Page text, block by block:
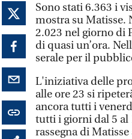
Sono stati 6.363 i
mostra su Matisse.
2.023 nel giorno di
di quasi un’ora.
serale per il
L'iniziativa delle
alle ore 23 si
ancora tutti i
tutti i giorni dal 5 al
rassegna di Matisse